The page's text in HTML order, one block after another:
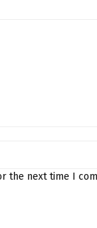
the next time I